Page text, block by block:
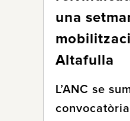
una
Altafulla
L’ANC se